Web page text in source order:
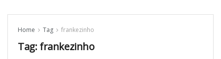
Home Tag frankezinho
Tag: frankezinho